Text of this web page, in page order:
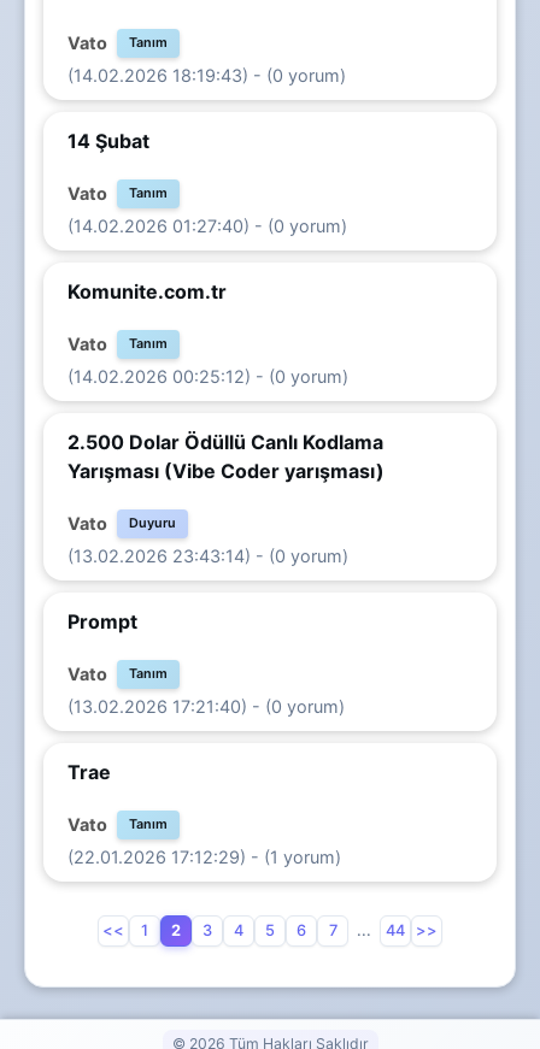
Vato Tanım
(14.02.2026 18:19:43) - (0 yorum)
14 Şubat
Vato Tanım
(14.02.2026 01:27:40) - (0 yorum)
Komunite.com.tr
Vato Tanım
(14.02.2026 00:25:12) - (0 yorum)
2.500 Dolar Ödüllü Canlı Kodlama
Yarışması (Vibe Coder yarışması)
Vato Duyuru
(13.02.2026 23:43:14) - (0 yorum)
Prompt
Vato Tanım
(13.02.2026 17:21:40) - (0 yorum)
Trae
Vato Tanım
(22.01.2026 17:12:29) - (1 yorum)
<< 1 2 3 4 5 6 7 ... 44 >>
© 2026 Tüm Hakları Saklıdır